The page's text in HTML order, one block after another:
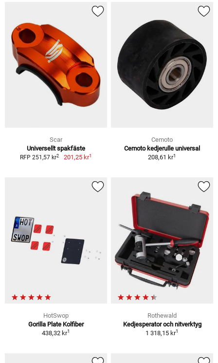
Scar
Universellt spakfäste
RFP 251,57 kr2 201,25 kr1
Cemoto
Cemoto kedjerulle universal
208,61 kr1
HotSwop
Gorilla Plate Kolfiber
438,32 kr1
Rothewald
Kedjesperator och nitverktyg
1 318,15 kr1